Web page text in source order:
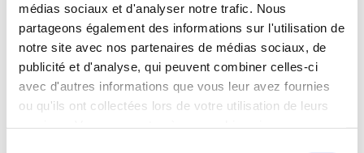
médias sociaux et d'analyser notre trafic. Nous
partageons également des informations sur l'utilisation de
notre site avec nos partenaires de médias sociaux, de
publicité et d'analyse, qui peuvent combiner celles-ci
avec d'autres informations que vous leur avez fournies
ou qu'ils ont collectées lors de votre utilisation de leurs
Eugénie-les-Bains (40) :Programme d'éducation
thérapeutique du patient destiné aux personnes atteintes
de maladies métaboliques et/ou d'obésité- 195 euros
Le Boulou (66) :Programme d'éducation thérapeutique
du patient destiné aux personnes atteintes de maladies